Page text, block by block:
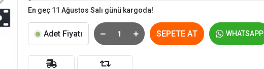
En geç 11 Ağustos Salı günü kargoda!
Adet Fiyatı SEPETE AT WHATSAPP